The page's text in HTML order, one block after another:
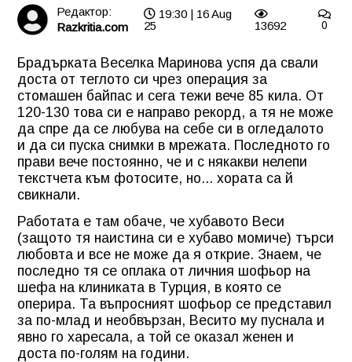
Редактор:
Razkritia.com
19:30 | 16 Aug
25
13692 0
Брадърката Веселка Маринова успя да свали
доста от теглото си чрез операция за
стомашен байпас и сега тежи вече 85 кила. От
120-130 това си е направо рекорд, а тя не може
да спре да се любува на себе си в огледалото
и да си пуска снимки в мрежата. Последното го
прави вече постоянно, че и с някакви нелепи
текстчета към фотосите, но... хората са й
свикнали.
Работата е там обаче, че хубавото Веси
(защото тя наистина си е хубаво момиче) търси
любовта и все не може да я открие. Знаем, че
последно тя се оплака от личния шофьор на
шефа на клиниката в Турция, в която се
оперира. Та въпросният шофьор се представил
за по-млад и необвързан, Весито му пуснала и
явно го харесала, а той се оказал женен и
доста по-голям на години.